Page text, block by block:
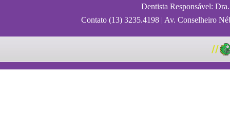
Dentista Responsável:
Contato (13) 3235.4198 | Av. Conselheiro